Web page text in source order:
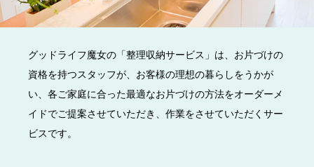
グッドライフ魔女の「整理収納サービス」は、お片づけの
資格を持つスタッフが、お客様の理想の暮らしをうかが
い、各ご家庭に合った最適なお片づけの方法をオーダーメ
イドでご提案させていただき、作業をさせていただくサー
ビスです。